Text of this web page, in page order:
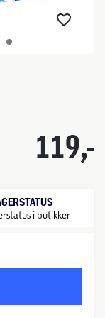
119,-
i butikker